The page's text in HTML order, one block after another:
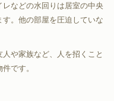
などの水回りは居室の中央
。他の部屋を圧迫していな
や家族など、人を招くこと
です。